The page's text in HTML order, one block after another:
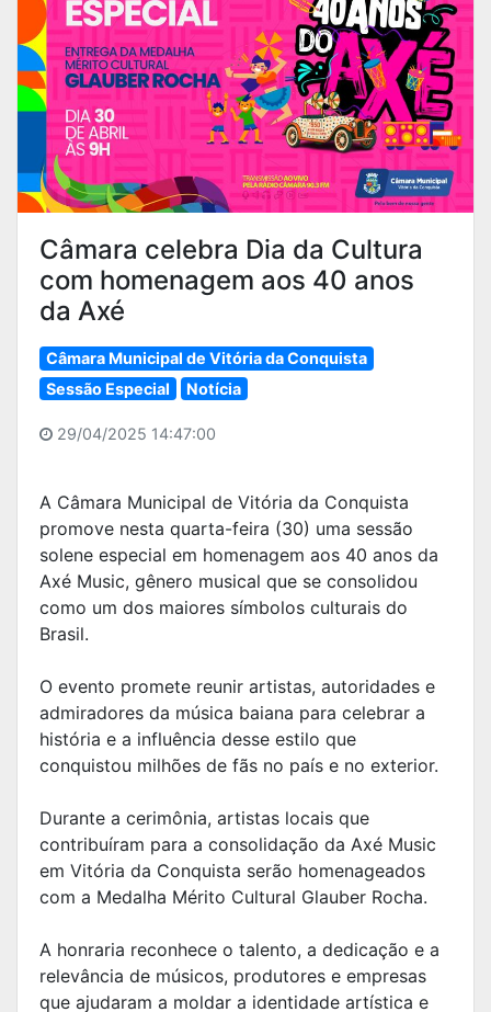
Câmara celebra Dia da Cultura
com homenagem aos 40 anos
da Axé
Câmara Municipal de Vitória da Conquista
Sessão Especial
Notícia
29/04/2025 14:47:00
A Câmara Municipal de Vitória da Conquista
promove nesta quarta-feira (30) uma sessão
solene especial em homenagem aos 40 anos da
Axé Music, gênero musical que se consolidou
como um dos maiores símbolos culturais do
Brasil.
O evento promete reunir artistas, autoridades e
admiradores da música baiana para celebrar a
história e a influência desse estilo que
conquistou milhões de fãs no país e no exterior.
Durante a cerimônia, artistas locais que
contribuíram para a consolidação da Axé Music
em Vitória da Conquista serão homenageados
com a Medalha Mérito Cultural Glauber Rocha.
A honraria reconhece o talento, a dedicação e a
relevância de músicos, produtores e empresas
que ajudaram a moldar a identidade artística e